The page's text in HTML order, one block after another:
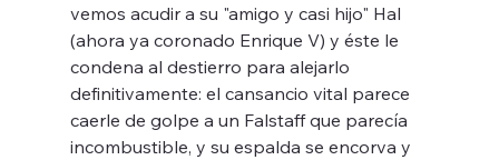
vemos acudir a su "amigo y casi hijo" Hal
(ahora ya coronado Enrique V) y éste le
condena al destierro para alejarlo
definitivamente: el cansancio vital parece
caerle de golpe a un Falstaff que parecía
incombustible, y su espalda se encorva y